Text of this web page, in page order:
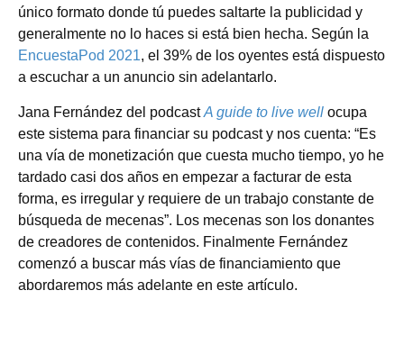
único formato donde tú puedes saltarte la publicidad y
generalmente no lo haces si está bien hecha. Según la
EncuestaPod 2021, el 39% de los oyentes está dispuesto
a escuchar a un anuncio sin adelantarlo.
Jana Fernández del podcastA guide to live well ocupa
este sistema para financiar su podcast y nos cuenta: “Es
una vía de monetización que cuesta mucho tiempo, yo he
tardado casi dos años en empezar a facturar de esta
forma, es irregular y requiere de un trabajo constante de
búsqueda de mecenas”. Los mecenas son los donantes
de creadores de contenidos. Finalmente Fernández
comenzó a buscar más vías de financiamiento que
abordaremos más adelante en este artículo.